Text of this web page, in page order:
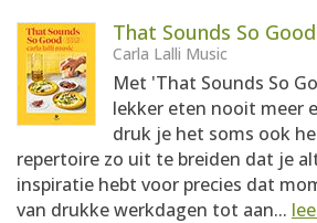
That Sounds So Good
Carla Lalli Music
Met 'That Sounds So
lekker eten nooit meer
druk je het soms ook
repertoire zo uit te breiden dat je
inspiratie hebt voor precies dat
van drukke werkdagen tot aan...